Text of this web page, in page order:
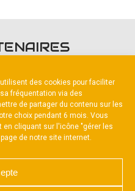
des cookies pour faciliter
fréquentation via des
de partager du contenu sur les
choix pendant 6 mois. Vous
cliquant sur l'icône "gérer les
de notre site internet.